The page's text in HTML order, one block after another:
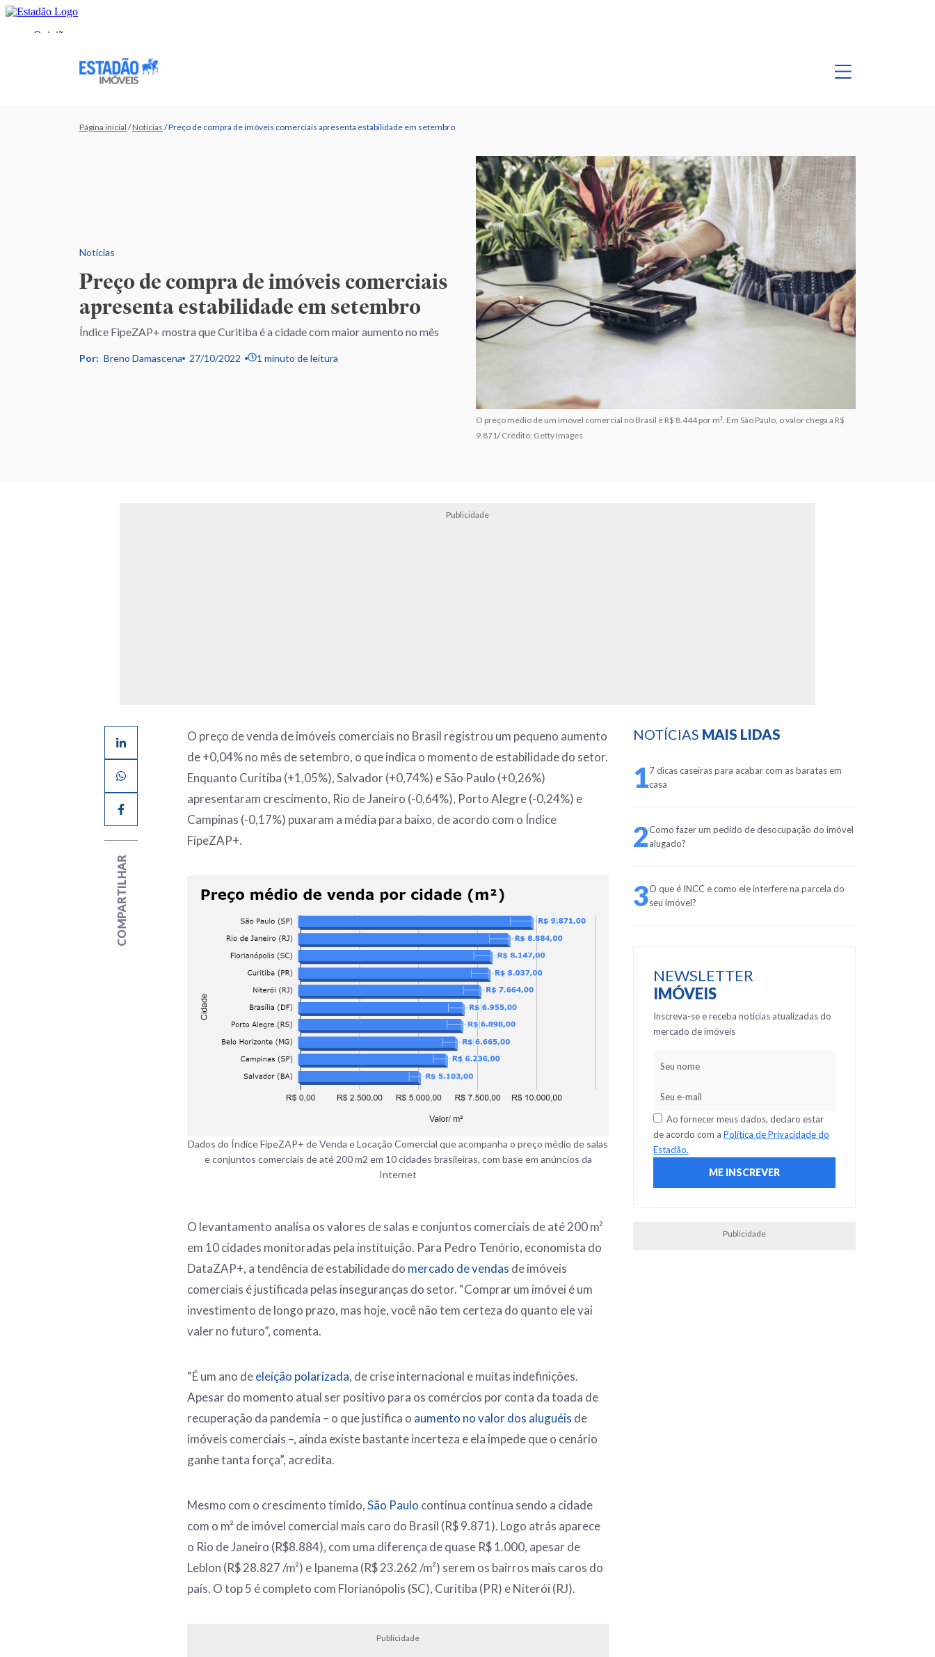
Página inicial /Notícias /Preço de compra de imóveis comerciais apresenta estabilidade em setembro
Notícias
Preço de compra de imóveis comerciais
apresenta estabilidade em setembro
Índice FipeZAP+ mostra que Curitiba é a cidade com maior aumento no mês
Por: Breno Damascena 27/10/2022 1 minuto de leitura
O preço médio de um imóvel comercial no Brasil é R$ 8.444 por m². Em São Paulo, o valor chega a R$
9.871/ Crédito: Getty Images
Publicidade
COMPARTILHAR
O preço de venda de imóveis comerciais no Brasil registrou um pequeno aumento
de +0,04% no mês de setembro, o que indica o momento de estabilidade do setor.
Enquanto Curitiba (+1,05%), Salvador (+0,74%) e São Paulo (+0,26%)
apresentaram crescimento, Rio de Janeiro (-0,64%), Porto Alegre (-0,24%) e
Campinas (-0,17%) puxaram a média para baixo, de acordo com o Índice
FipeZAP+.
Dados do Índice FipeZAP+ de Venda e Locação Comercial que acompanha o preço médio de salas
e conjuntos comerciais de até 200 m2 em 10 cidades brasileiras, com base em anúncios da
Internet
O levantamento analisa os valores de salas e conjuntos comerciais de até 200 m²
em 10 cidades monitoradas pela instituição. Para Pedro Tenório, economista do
DataZAP+, a tendência de estabilidade do mercado de vendas de imóveis
comerciais é justificada pelas inseguranças do setor. “Comprar um imóvei é um
investimento de longo prazo, mas hoje, você não tem certeza do quanto ele vai
valer no futuro”, comenta.
“É um ano deeleição polarizada, de crise internacional e muitas indefinições.
Apesar do momento atual ser positivo para os comércios por conta da toada de
recuperação da pandemia – o que justifica o aumento no valor dos aluguéis de
imóveis comerciais –, ainda existe bastante incerteza e ela impede que o cenário
ganhe tanta força”, acredita.
Mesmo com o crescimento tímido,São Paulo continua continua sendo a cidade
com o m² de imóvel comercial mais caro do Brasil (R$ 9.871). Logo atrás aparece
o Rio de Janeiro (R$8.884), com uma diferença de quase R$ 1.000, apesar de
Leblon (R$ 28.827 /m²) e Ipanema (R$ 23.262 /m²) serem os bairros mais caros do
país. O top 5 é completo com Florianópolis (SC), Curitiba (PR) e Niterói (RJ).
Publicidade
NOTÍCIAS MAIS LIDAS
17 dicas caseiras para acabar com as baratas em
casa
2Como fazer um pedido de desocupação do imóvel
alugado?
3O que é INCC e como ele interfere na parcela do
seu imóvel?
NEWSLETTER
IMÓVEIS
Inscreva-se e receba notícias atualizadas do
mercado de imóveis
Ao fornecer meus dados, declaro estar
de acordo com a Política de Privacidade do
Estadão.
Publicidade